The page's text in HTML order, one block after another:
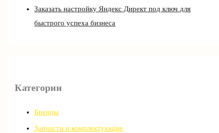
Заказать настройку Яндекс Директ под ключ для
быстрого успеха бизнеса
Категории
Бренды
Запчасти и комплектующие